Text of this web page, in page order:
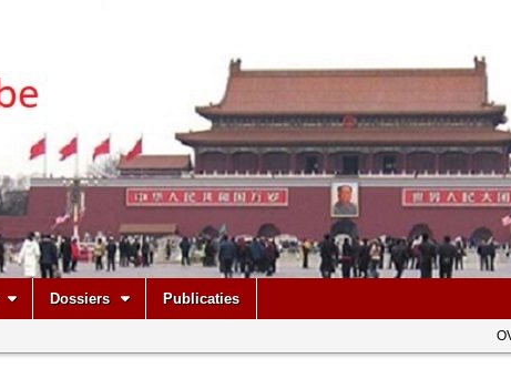
Dossiers Publicaties